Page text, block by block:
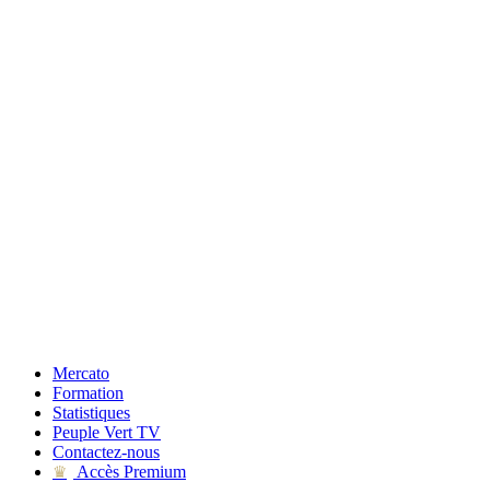
Mercato
Formation
Statistiques
Peuple Vert TV
Contactez-nous
♛
Accès Premium